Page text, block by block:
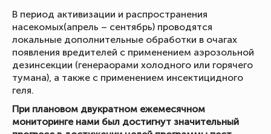
В период активизации и распространения
насекомых(апрель – сентябрь) проводятся
локальные дополнительные обработки в очагах
появления вредителей с применением аэрозольной
дезинсекции (генераорами холодного или горячего
тумана), а также с применением инсектицидного
геля.
При плановом двукратном ежемесячном
мониторинге нами был достигнут значительный